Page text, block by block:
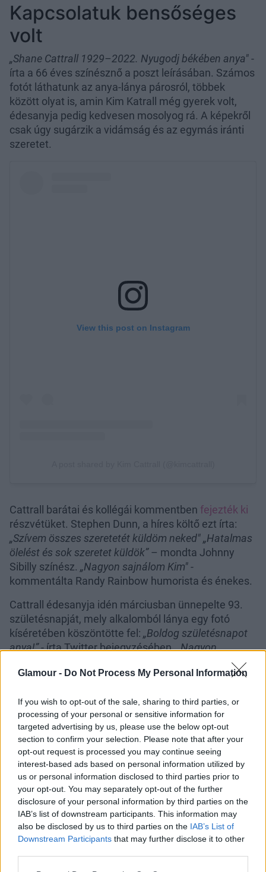
Glamour - Do Not Process My Personal Information
If you wish to opt-out of the sale, sharing to third parties, or
processing of your personal or sensitive information for
targeted advertising by us, please use the below opt-out
section to confirm your selection. Please note that after your
opt-out request is processed you may continue seeing
interest-based ads based on personal information utilized by
us or personal information disclosed to third parties prior to
your opt-out. You may separately opt-out of the further
disclosure of your personal information by third parties on the
IAB’s list of downstream participants. This information may
also be disclosed by us to third parties on the IAB’s List of
Downstream Participants that may further disclose it to other
Kapcsolatuk bensőséges
volt
„Shane Cattrall 1929–2022. Nyugodj békében anya"-
írta a 66 éves színésznő a poszt leírásában. Számos
fotót láthatunk az anya-lánya párosról, többek
között olyat is, amin Kim Katrall még gyerek volt,
édesanyja pedig kedvesen mosolyog rá. A képekről
csak úgy sugárzik a vidámság és az egymás iránti
szeretet.
Cattrall barátai és kollégái kommentben fejezték ki
részvétüket. Stephen Dunn, a híres költő ezt írta:
„Szívem összes szeretetét küldöm neked"„Hatalmas
ölelést és sok szeretet küldök”– mondta Johnny
Sibilly színész. „Nagyon sajnálom Kim"-
kommentálta Randy Rainbow humorista és énekes.
Cattrall édesanyja idén márciusban ünnepelte 93.
születésnapját, mely alkalomból lánya egy fotó
kíséretében köszöntötte fel: „Boldog születésnapot
anya!”- írta Twitter bejegyzésében.„Nagyon
vagy.”A fotón pedig Catrall párjával és az
napján is: a képen mindketten boldogan
mosolyognak, miközben Cattrall átöleli édesanyját.